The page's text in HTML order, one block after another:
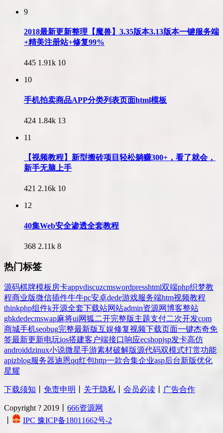
9
2018最新更新整理【魔兽】3.35版本3.13版本一键服务端
+精美注册站+修复99%
445 1.91k 10
10
手机拍卖商品APP分类列表页面html模板
424 1.84k 13
11
【视频教程】新型搬砖项目轻松躺赚300+，看了就会，
新手无脑上手
421 2.16k 10
12
40集Web安全渗透全套教程
368 2.11k 8
热门标签
源码棋牌模板 房卡appvdiscuzcmswordpresshtml双端php织梦教
程商业版微信插件牛牛pc安卓dede游戏服务端htm视频教程
thinkphp组件k开源全套下载站网站admin资源网博客整站
gbkdedecmswap麻将ui网狐 二开完整版主题支付二次开发com
商城手机seobug完整最新版互娱修复视频下载页面一键杰奇免
签最新更新电玩ios搭建客户端接口响应ecshopjsp发卡高仿
androiddzinux小说微星手游素材破解版源代码双模式打赏功能
apizblog服务器迪恩qq红包http一款合集企业asp后台新版优化
星耀
下载须知 免责申明 关于隐私 会员必读 广告合作
Copyright ? 2019丨 666资源网
IPC 豫ICP备18011662号-2